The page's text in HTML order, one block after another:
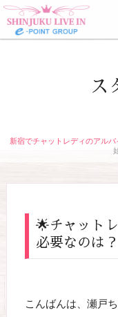
ス
新宿でチャットレディのアルバ
🌟チャット
必要なのは？
こんばんは、瀬戸